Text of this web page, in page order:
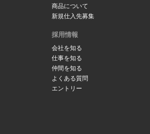
商品について
新規仕入先募集
採用情報
会社を知る
仕事を知る
仲間を知る
よくある質問
エントリー